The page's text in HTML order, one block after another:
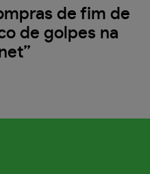
de fim de
de golpes na